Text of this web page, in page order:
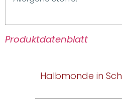
Produktdatenblatt
Halbmonde in